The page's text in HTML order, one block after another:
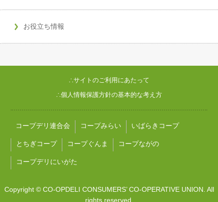
お役立ち情報
∴サイトのご利用にあたって
∴個人情報保護方針の基本的な考え方
コープデリ連合会 コープみらい いばらきコープ
とちぎコープ コープぐんま コープながの
コープデリにいがた
Copyright © CO-OPDELI CONSUMERS’ CO-OPERATIVE UNION. All
rights reserved.